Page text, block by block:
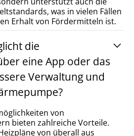
was in vielen Fällen
Erhalt von Fördermitteln ist.
die
eine App oder das
Verwaltung und
von
bieten zahlreiche Vorteile.
von überall aus